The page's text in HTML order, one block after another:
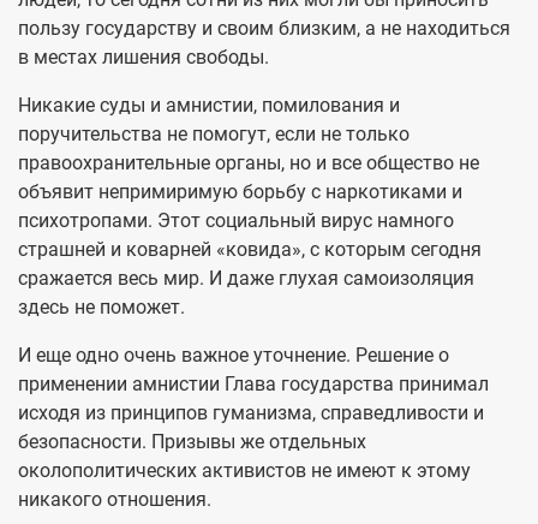
пользу государству и своим близким, а не находиться
в местах лишения свободы.
Никакие суды и амнистии, помилования и
поручительства не помогут, если не только
правоохранительные органы, но и все общество не
объявит непримиримую борьбу с наркотиками и
психотропами. Этот социальный вирус намного
страшней и коварней «ковида», с которым сегодня
сражается весь мир. И даже глухая самоизоляция
здесь не поможет.
И еще одно очень важное уточнение. Решение о
применении амнистии Глава государства принимал
исходя из принципов гуманизма, справедливости и
безопасности. Призывы же отдельных
околополитических активистов не имеют к этому
никакого отношения.